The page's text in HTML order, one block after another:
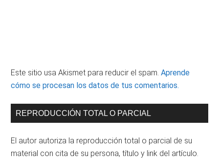
Este sitio usa Akismet para reducir el spam.Aprende
cómo se procesan los datos de tus comentarios.
Barra
principal
REPRODUCCIÓN TOTAL O PARCIAL
El autor autoriza la reproducción total o parcial de su
material con cita de su persona, título y link del artículo.